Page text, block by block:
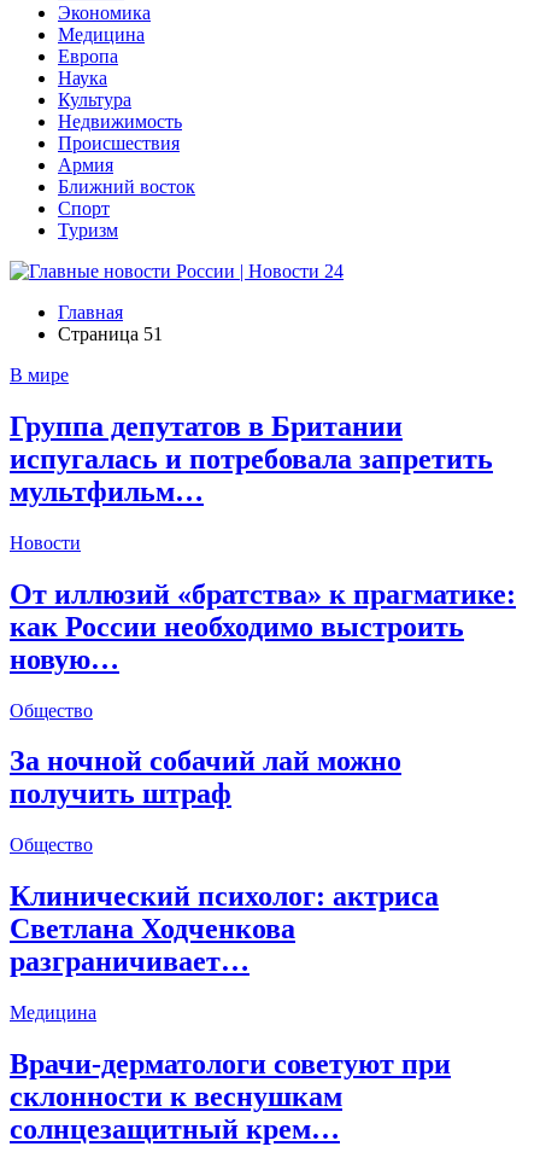
Экономика
Медицина
Европа
Наука
Культура
Недвижимость
Происшествия
Армия
Ближний восток
Спорт
Туризм
Главная
Страница 51
В мире
Группа депутатов в Британии
испугалась и потребовала запретить
мультфильм…
Новости
От иллюзий «братства» к прагматике:
как России необходимо выстроить
новую…
Общество
За ночной собачий лай можно
получить штраф
Общество
Клинический психолог: актриса
Светлана Ходченкова
разграничивает…
Медицина
Врачи-дерматологи советуют при
склонности к веснушкам
солнцезащитный крем…